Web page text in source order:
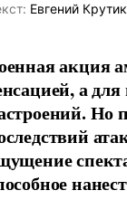
Евгений
акция
а
Но